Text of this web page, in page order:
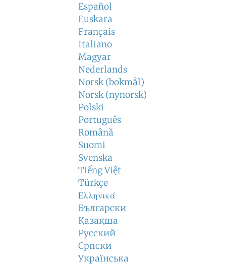
Español
Euskara
Français
Italiano
Magyar
Nederlands
Norsk (bokmål)
Norsk (nynorsk)
Polski
Português
Română
Suomi
Svenska
Tiếng Việt
Türkçe
Ελληνικά
Български
Қазақша
Русский
Српски
Українська